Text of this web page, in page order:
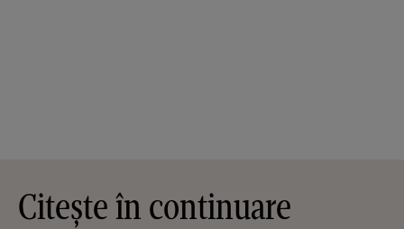
Citește în continuare